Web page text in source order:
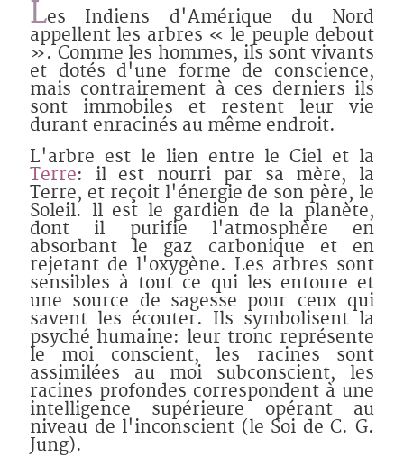
Les Indiens d'Amérique du Nord
appellent les arbres « le peuple debout
». Comme les hommes, ils sont vivants
et dotés d'une forme de conscience,
mais contrairement à ces derniers ils
sont immobiles et restent leur vie
durant enracinés au même endroit.
L'arbre est le lien entre le Ciel et la
Terre: il est nourri par sa mère, la
Terre, et reçoit l'énergie de son père, le
Soleil. ll est le gardien de la planète,
dont il purifie l'atmosphère en
absorbant le gaz carbonique et en
rejetant de l'oxygène. Les arbres sont
sensibles à tout ce qui les entoure et
une source de sagesse pour ceux qui
savent les écouter. Ils symbolisent la
psyché humaine: leur tronc représente
le moi conscient, les racines sont
assimilées au moi subconscient, les
racines profondes correspondent à une
intelligence supérieure opérant au
niveau de l'inconscient (le Soi de C. G.
Jung).